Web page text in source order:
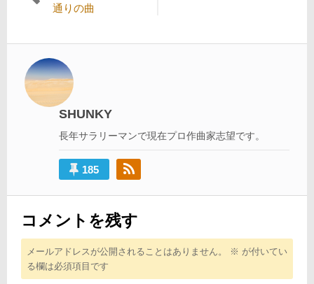
稿
ビ
ゲ
ー
シ
通りの曲
SHUNKY
長年サラリーマンで現在プロ作曲家志望です。
185
コメントを残す
メールアドレスが公開されることはありません。 ※ が付いてい
る欄は必須項目です